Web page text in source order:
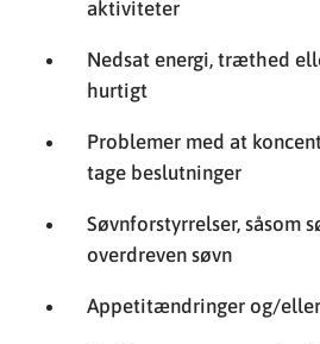
tage beslutninger
Søvnforstyrrelser, såsom
overdreven søvn
Appetitændringer og/
kan omfatte hovedpine
selvmordsforsøg